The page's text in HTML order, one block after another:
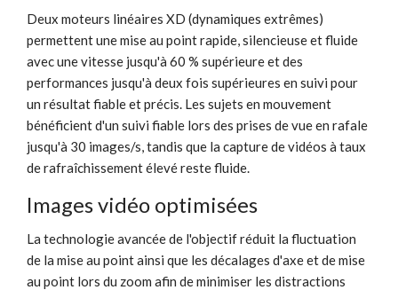
Deux moteurs linéaires XD (dynamiques extrêmes)
permettent une mise au point rapide, silencieuse et fluide
avec une vitesse jusqu'à 60 % supérieure et des
performances jusqu'à deux fois supérieures en suivi pour
un résultat fiable et précis. Les sujets en mouvement
bénéficient d'un suivi fiable lors des prises de vue en rafale
jusqu'à 30 images/s, tandis que la capture de vidéos à taux
de rafraîchissement élevé reste fluide.
Images vidéo optimisées
La technologie avancée de l'objectif réduit la fluctuation
de la mise au point ainsi que les décalages d'axe et de mise
au point lors du zoom afin de minimiser les distractions